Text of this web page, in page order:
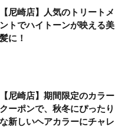
【尼崎店】人気のトリートメ
ントでハイトーンが映える美
髪に！
【尼崎店】期間限定のカラー
クーポンで、秋冬にぴったり
な新しいヘアカラーにチャレ